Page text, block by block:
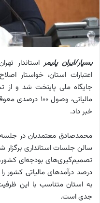
بسپار/ایران پلیمراستاندار
اعتبارات استان، خواستار
جایگاه ملی پایتخت شد و از
مالیاتی، وصول
خبر داد.
محمدصادق معتمدیان در جلسه
سالن جلسات استانداری برگزار
درصد درآمدهای مالیاتی کشور
به استان متناسب با این
جدی است.